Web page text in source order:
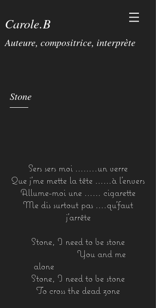
Carole.B
Auteure, compositrice, interprète
Stone
Sers sers moi ……..un verre
Que j’me mette la tête ……à l’envers
Allume-moi une …… cigarette
Me dis surtout pas ….qu’faut
j’arrête
Stone, I need to be stone
You and me
alone
Stone, I need to be stone
To cross the dead zone